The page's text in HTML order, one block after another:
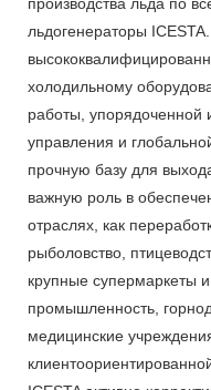
льдогенераторы
холодильному
работы,
управления и
прочную базу для
важную роль в
отраслях, как
рыболовство,
крупные супермаркеты
промышленность,
медицинские